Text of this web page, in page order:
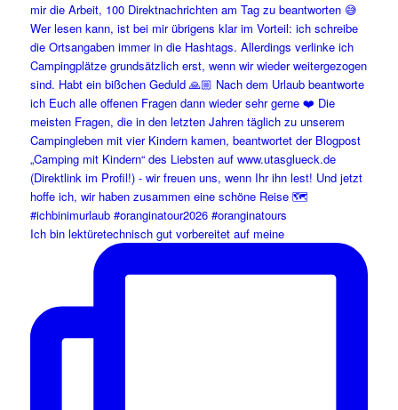
Ich bin lektüretechnisch gut vorbereitet auf meine